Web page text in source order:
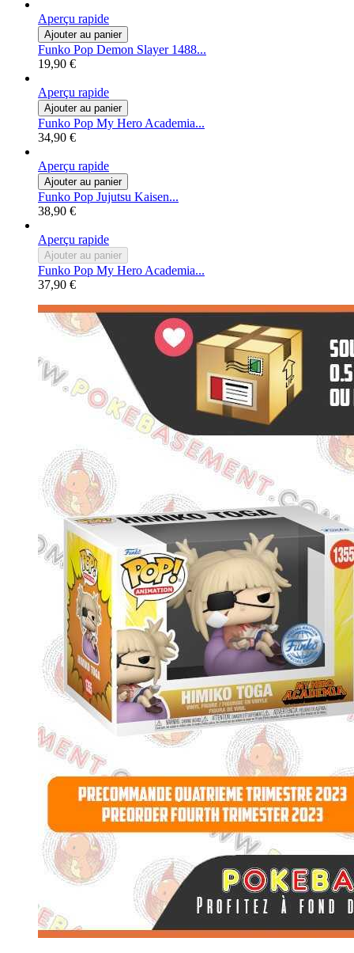
Aperçu rapide
Ajouter au panier
Funko Pop Demon Slayer 1488...
19,90 €
Aperçu rapide
Ajouter au panier
Funko Pop My Hero Academia...
34,90 €
Aperçu rapide
Ajouter au panier
Funko Pop Jujutsu Kaisen...
38,90 €
Aperçu rapide
Ajouter au panier
Funko Pop My Hero Academia...
37,90 €